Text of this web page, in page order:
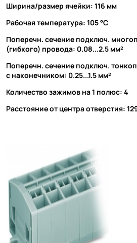
Ширина/размер ячейки: 116 мм
Рабочая температура: 105 °C
Поперечн. сечение подключ.
(гибкого) провода: 0.08...2.5 мм²
Поперечн. сечение подключ.
с наконечником: 0.25...1.5 мм²
Количество зажимов на 1 полюс: 4
Расстояние от центра отверстия: